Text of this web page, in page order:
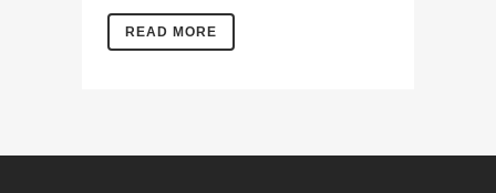
READ MORE